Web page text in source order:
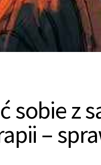
sobie z
–